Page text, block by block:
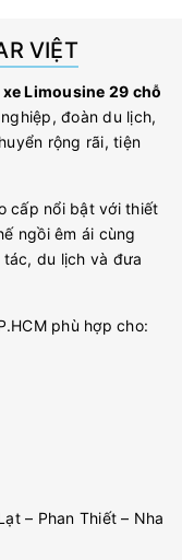
VIỆT
Limousine 29 chỗ
đoàn du lịch,
rộng rãi, tiện
cấp nổi bật với thiết
ngồi êm ái cùng
du lịch và đưa
phù hợp cho:
– Phan Thiết – Nha